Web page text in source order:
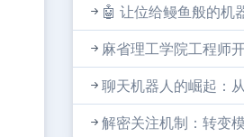
🤖 让位给鳗鱼般的机
麻省理工学院工程师
聊天机器人的崛起：
解密关注机制：转变